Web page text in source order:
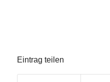
Eintrag teilen